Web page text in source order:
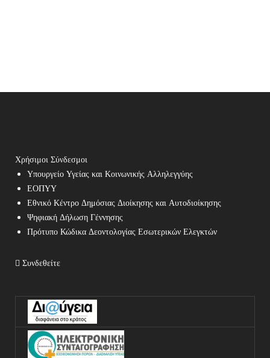
Χρήσιμοι Σύνδεσμοι
Υπουργείο Υγείας και Κοινωνικής Αλληλεγγύης
ΕΟΠΥΥ
Εθνικό Κέντρο Δημόσιας Διοίκησης και Αυτοδιοίκησης
Ψηφιακή Δήλωση Γέννησης
Πρότυπο Κώδικα Δεοντολογίας Εσωτερικών Ελεγκτών
Συνδεθείτε